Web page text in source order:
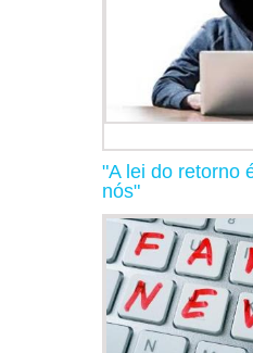
"A lei do retorno
nós"